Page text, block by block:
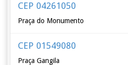
CEP 04261050
Praça do Monumento
CEP 01549080
Praça Gangila